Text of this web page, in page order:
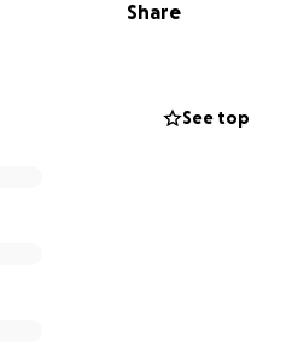
une vie normale.
une aide immense ❤️.
les amis et la famille
Share
See top